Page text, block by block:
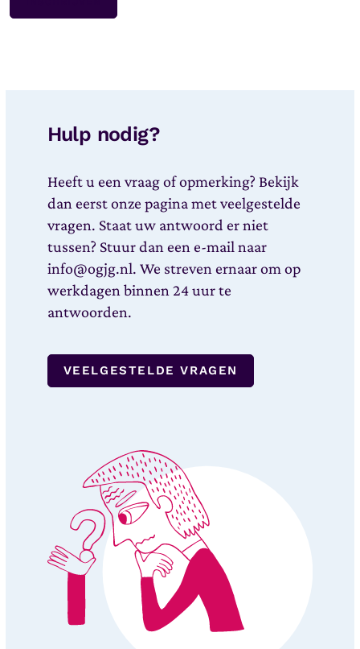
Hulp nodig?
Heeft u een vraag of opmerking? Bekijk
dan eerst onze pagina met veelgestelde
vragen. Staat uw antwoord er niet
tussen? Stuur dan een e-mail naar
info@ogjg.nl. We streven ernaar om op
werkdagen binnen 24 uur te
antwoorden.
VEELGESTELDE VRAGEN